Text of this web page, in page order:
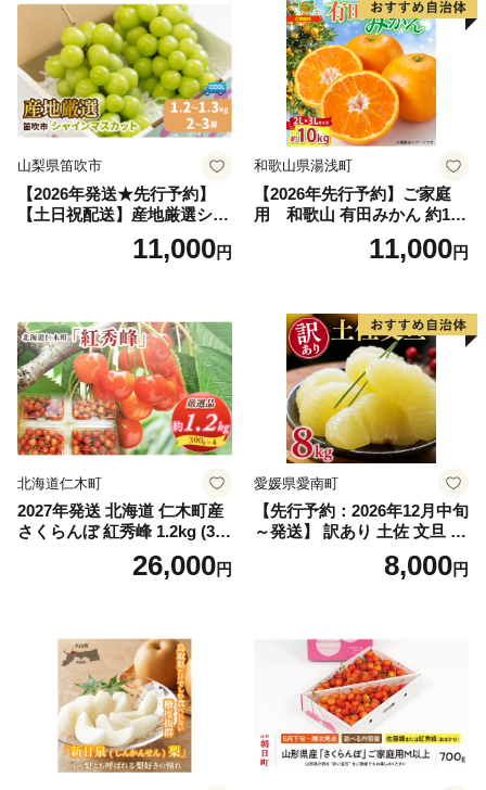
山梨県笛吹市
【2026年発送★先行予約】
【土日祝配送】産地厳選シャ
インマスカット1.2kg～1.3kg
（2房～3房）※沖縄・離島配
笛吹市 山梨県 フルーツ 果物
ぶどう 葡萄 大粒 シャインマ
スカット おすすめ シャイン
マスカット 贈答 ギフト 産地
笛吹市 シャインマスカット
笛吹 葡萄 国産 ぶどう 人気
国産 1.2kg 先行｜
11,000円
和歌山県湯浅町
【2026年先行予約】ご家庭
用 和歌山 有田みかん 約10k
g (2L、3Lサイズ)【湯浅町】
11,000円
北海道仁木町
2027年発送 北海道 仁木町産
さくらんぼ 紅秀峰 1.2kg (300
g×4パック) Lサイズ以上 旬
桜桃 産地直送 サクランボ チ
26,000円
愛媛県愛南町
【先行予約：2026年12月中旬
～発送】 訳あり 土佐 文旦 8k
g (Mサイズ以上サイズミック
ス) 8000円 わけあり ぶんた
産 農家直送 期間限定 特産品
サイズミックス くらもとフ
ァーム 愛南町 愛媛県
8,000円